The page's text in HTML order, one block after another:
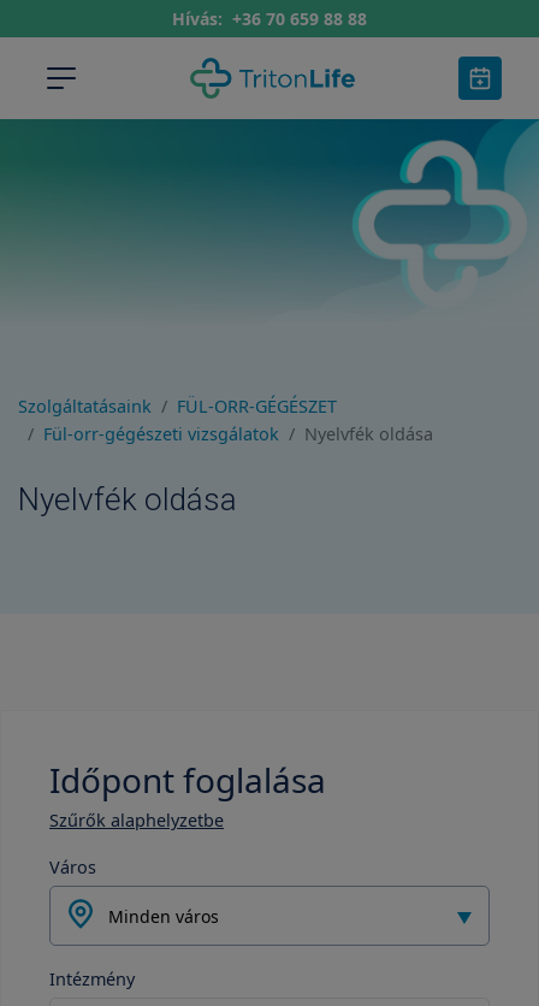
Hívás: +36 70 659 88 88
Szolgáltatásaink
FÜL-ORR-GÉGÉSZET
Fül-orr-gégészeti vizsgálatok
Nyelvfék oldása
Nyelvfék oldása
Időpont foglalása
Szűrők alaphelyzetbe
Város
Minden város
Intézmény